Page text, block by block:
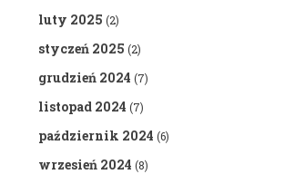
luty 2025 (2)
styczeń 2025 (2)
grudzień 2024 (7)
listopad 2024 (7)
październik 2024 (6)
wrzesień 2024 (8)